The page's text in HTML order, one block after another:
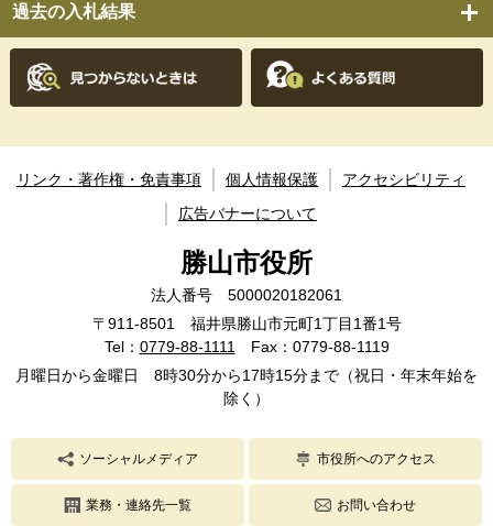
過去の入札結果
リンク・著作権・免責事項 個人情報保護
アクセシビリティ
広告バナーについて
勝山市役所
法人番号 5000020182061
〒911-8501 福井県勝山市元町1丁目1番1号
Tel： 0779-88-1111
Fax：0779-88-1119
月曜日から金曜日 8時30分から17時15分まで（祝日・年末年始を
除く）
ソーシャルメディア 市役所へのアクセス
業務・連絡先一覧 お問い合わせ